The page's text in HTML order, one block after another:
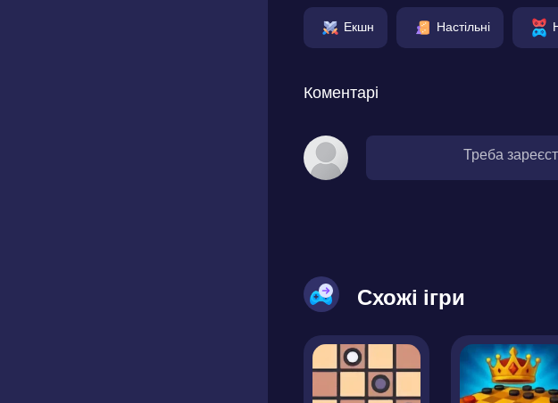
Екшн Настільні
Коментарі
Треба
Схожі ігри